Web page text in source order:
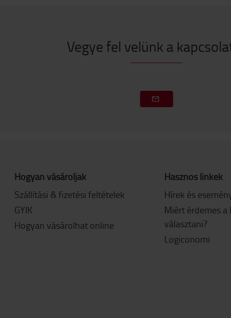
Vegye fel velünk a
Hogyan vásároljak
Szállítási & fizetési feltételek
GYIK
Hogyan vásárolhat online
Hasznos linkek
Hírek és
Miért érdemes a
választani?
Logiconomi